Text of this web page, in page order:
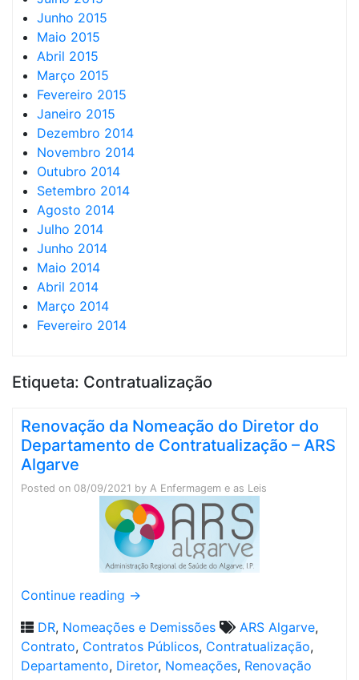
Junho 2015
Maio 2015
Abril 2015
Março 2015
Fevereiro 2015
Janeiro 2015
Dezembro 2014
Novembro 2014
Outubro 2014
Setembro 2014
Agosto 2014
Julho 2014
Junho 2014
Maio 2014
Abril 2014
Março 2014
Fevereiro 2014
Etiqueta: Contratualização
Renovação da Nomeação do Diretor do
Departamento de Contratualização – ARS
Algarve
Posted on 08/09/2021 by A Enfermagem e as Leis
Continue reading →
DR, Nomeações e Demissões ARS Algarve,
Contrato, Contratos Públicos, Contratualização,
Departamento, Diretor, Nomeações, Renovação